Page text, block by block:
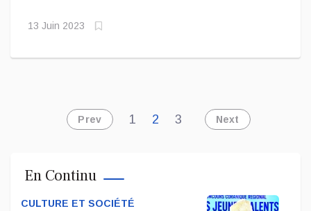
13 Juin 2023
Prev 1 2 3 Next
En Continu
CULTURE ET SOCIÉTÉ